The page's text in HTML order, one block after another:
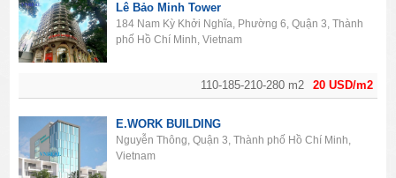
20 USD/m2
110-185-210-280 m2
Lê Bảo Minh Tower
184 Nam Kỳ Khởi Nghĩa, Phường 6, Quận 3, Thành
phố Hồ Chí Minh, Vietnam
E.WORK BUILDING
Nguyễn Thông, Quận 3, Thành phố Hồ Chí Minh,
Vietnam